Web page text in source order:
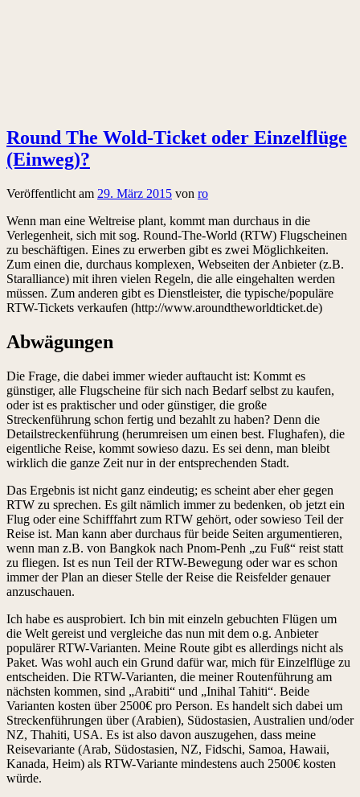
Round The Wold-Ticket oder Einzelflüge
(Einweg)?
Veröffentlicht am 29. März 2015 von ro
Wenn man eine Weltreise plant, kommt man durchaus in die
Verlegenheit, sich mit sog. Round-The-World (RTW) Flugscheinen
zu beschäftigen. Eines zu erwerben gibt es zwei Möglichkeiten.
Zum einen die, durchaus komplexen, Webseiten der Anbieter (z.B.
Staralliance) mit ihren vielen Regeln, die alle eingehalten werden
müssen. Zum anderen gibt es Dienstleister, die typische/populäre
RTW-Tickets verkaufen (http://www.aroundtheworldticket.de)
Abwägungen
Die Frage, die dabei immer wieder auftaucht ist: Kommt es
günstiger, alle Flugscheine für sich nach Bedarf selbst zu kaufen,
oder ist es praktischer und oder günstiger, die große
Streckenführung schon fertig und bezahlt zu haben? Denn die
Detailstreckenführung (herumreisen um einen best. Flughafen), die
eigentliche Reise, kommt sowieso dazu. Es sei denn, man bleibt
wirklich die ganze Zeit nur in der entsprechenden Stadt.
Das Ergebnis ist nicht ganz eindeutig; es scheint aber eher gegen
RTW zu sprechen. Es gilt nämlich immer zu bedenken, ob jetzt ein
Flug oder eine Schifffahrt zum RTW gehört, oder sowieso Teil der
Reise ist. Man kann aber durchaus für beide Seiten argumentieren,
wenn man z.B. von Bangkok nach Pnom-Penh „zu Fuß“ reist statt
zu fliegen. Ist es nun Teil der RTW-Bewegung oder war es schon
immer der Plan an dieser Stelle der Reise die Reisfelder genauer
anzuschauen.
Ich habe es ausprobiert. Ich bin mit einzeln gebuchten Flügen um
die Welt gereist und vergleiche das nun mit dem o.g. Anbieter
populärer RTW-Varianten. Meine Route gibt es allerdings nicht als
Paket. Was wohl auch ein Grund dafür war, mich für Einzelflüge zu
entscheiden. Die RTW-Varianten, die meiner Routenführung am
nächsten kommen, sind „Arabiti“ und „Inihal Tahiti“. Beide
Varianten kosten über 2500€ pro Person. Es handelt sich dabei um
Streckenführungen über (Arabien), Südostasien, Australien und/oder
NZ, Thahiti, USA. Es ist also davon auszugehen, dass meine
Reisevariante (Arab, Südostasien, NZ, Fidschi, Samoa, Hawaii,
Kanada, Heim) als RTW-Variante mindestens auch 2500€ kosten
würde.